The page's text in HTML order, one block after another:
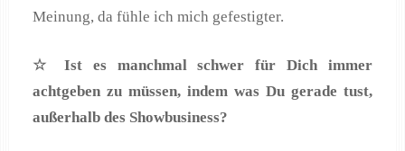
Meinung, da fühle ich mich gefestigter.
☆ Ist es manchmal schwer für Dich immer
achtgeben zu müssen, indem was Du gerade tust,
außerhalb des Showbusiness?